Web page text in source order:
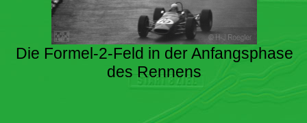
Die Formel-2-Feld in der Anfangsphase
des Rennens